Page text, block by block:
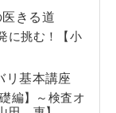
きる道
に挑む！【小
リ基本講座
編】～検査オ